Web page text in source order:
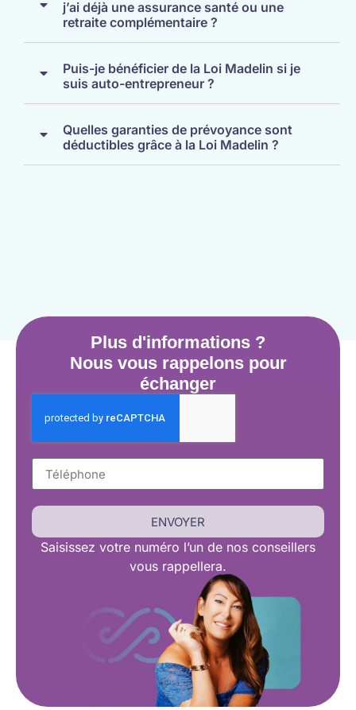
j’ai déjà une assurance santé ou une
retraite complémentaire ?
Puis-je bénéficier de la Loi Madelin si je
suis auto-entrepreneur ?
Quelles garanties de prévoyance sont
déductibles grâce à la Loi Madelin ?
Plus d'informations ?
Nous vous rappelons pour
échanger
ENVOYER
Saisissez votre numéro l’un de nos conseillers
vous rappellera.